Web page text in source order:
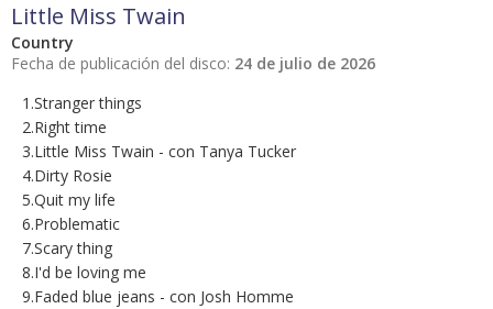
Little Miss Twain
Country
Fecha de publicación del disco: 24 de julio de 2026
1.Stranger things
2.Right time
3.Little Miss Twain - con Tanya Tucker
4.Dirty Rosie
5.Quit my life
6.Problematic
7.Scary thing
8.I'd be loving me
9.Faded blue jeans - con Josh Homme